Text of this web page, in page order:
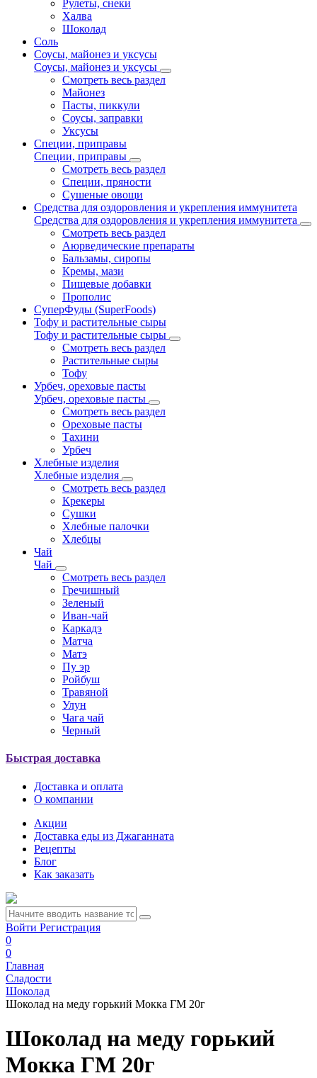
Рулеты, снеки
Халва
Шоколад
Соль
Соусы, майонез и уксусы
Соусы, майонез и уксусы
Смотреть весь раздел
Майонез
Пасты, пиккули
Соусы, заправки
Уксусы
Специи, приправы
Специи, приправы
Смотреть весь раздел
Специи, пряности
Сушеные овощи
Средства для оздоровления и укрепления иммунитета
Средства для оздоровления и укрепления иммунитета
Смотреть весь раздел
Аюрведические препараты
Бальзамы, сиропы
Кремы, мази
Пищевые добавки
Прополис
СуперФуды (SuperFoods)
Тофу и растительные сыры
Тофу и растительные сыры
Смотреть весь раздел
Растительные сыры
Тофу
Урбеч, ореховые пасты
Урбеч, ореховые пасты
Смотреть весь раздел
Ореховые пасты
Тахини
Урбеч
Хлебные изделия
Хлебные изделия
Смотреть весь раздел
Крекеры
Сушки
Хлебные палочки
Хлебцы
Чай
Чай
Смотреть весь раздел
Гречишный
Зеленый
Иван-чай
Каркадэ
Матча
Матэ
Пу эр
Ройбуш
Травяной
Улун
Чага чай
Черный
Быстрая доставка
Доставка и оплата
О компании
Акции
Доставка еды из Джаганната
Рецепты
Блог
Как заказать
Войти Регистрация
0
0
Главная
Сладости
Шоколад
Шоколад на меду горький Мокка ГМ 20г
Шоколад на меду горький
Мокка ГМ 20г